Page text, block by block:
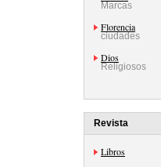
Marcas
Florencia
ciudades
Dios
Religiosos
Revista
Libros